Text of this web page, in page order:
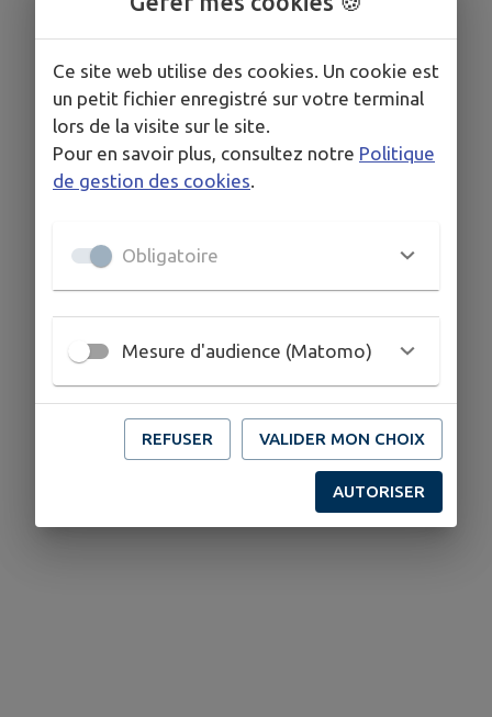
Centre de Loisirs
Bibliothèque
Dechetteries
Poste / Gendarmerie /
France Services / Aide
aux numériques
Ce site web utilise des cookies. Un cookie est
un petit fichier enregistré sur votre terminal
lors de la visite sur le site.
Pour en savoir plus, consultez notre Politique
de gestion des cookies
Obligatoire
Mesure d'audience (Matomo)
REFUSER VALIDER MON CHOIX
AUTORISER